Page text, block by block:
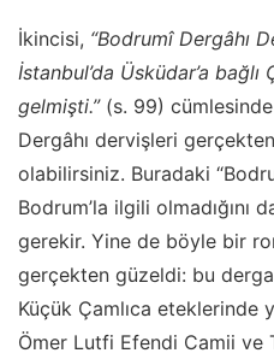
İkincisi, “Bodrumî Dergâhı
İstanbul’da Üsküdar’a
gelmişti.”(s. 99)
Dergâhı dervişleri
olabilirsiniz. Buradaki
Bodrum’la ilgili olmadığını
gerekir. Yine de böyle bir
gerçekten güzeldi: bu
Küçük Çamlıca eteklerinde
Ömer Lutfi Efendi Camii ve